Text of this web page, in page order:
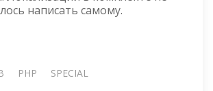
ДЛЯ
PHPBB
написать самому.
PHP SPECIAL